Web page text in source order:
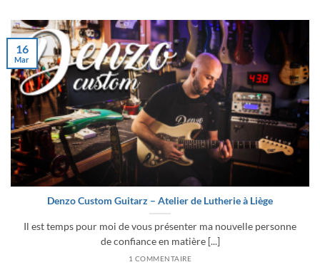
Denzo Custom Guitarz – Atelier de Lutherie à Liège
Il est temps pour moi de vous présenter ma nouvelle personne
de confiance en matière [...]
1 COMMENTAIRE
16
Mar